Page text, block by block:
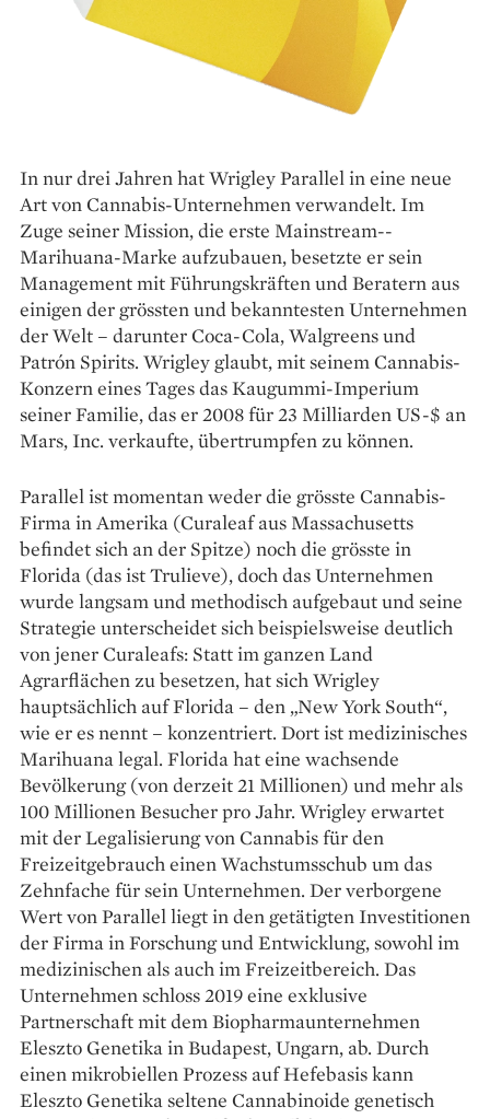
In nur drei Jahren hat Wrigley Parallel in eine neue
Art von Cannabis-Unternehmen verwandelt. Im
Zuge seiner Mission, die erste Mainstream-­
Marihuana-Marke aufzubauen, besetzte er sein
Management mit Führungskräften und Beratern aus
einigen der grössten und ­bekanntesten Unternehmen
der Welt – darunter Coca-Cola, Walgreens und
Patrón Spirits. Wrigley glaubt, mit seinem ­Cannabis-
Konzern eines Tages das Kaugummi-­Imperium
seiner Familie, das er 2008 für 23 Mil­liarden US-$ an
Mars, Inc. verkaufte, übertrumpfen zu können.
Parallel ist momentan weder die ­grösste Cannabis-
Firma in Amerika (Curaleaf aus Massachusetts
befindet sich an der Spitze) noch die grösste in
Florida (das ist Trulieve), doch das Unternehmen
wurde langsam und methodisch aufgebaut und seine
Strategie unterscheidet sich beispielsweise deutlich
von jener Curaleafs: Statt im ganzen Land
Agrarflächen zu besetzen, hat sich Wrigley
hauptsächlich auf Florida – den „New York South“,
wie er es nennt – konzentriert. Dort ist medizinisches
Marihuana legal. Florida hat eine wachsende
Bevölkerung (von derzeit 21 Millionen) und mehr als
100 Millionen Besucher pro Jahr. Wrigley erwartet
mit der Legalisierung von Cannabis für den
Freizeitgebrauch einen Wachstumsschub um das
Zehnfache für sein Unternehmen. Der verborgene
Wert von Parallel liegt in den getätigten Investitionen
der Firma in Forschung und Entwicklung, sowohl im
medizinischen als auch im Freizeitbereich. Das
Unternehmen schloss 2019 eine exklusive
Partnerschaft mit dem Biopharmaunternehmen
Eleszto Genetika in Budapest, Ungarn, ab. Durch
einen mikrobiellen Prozess auf Hefebasis kann
Eleszto Genetika seltene Cannabinoide genetisch